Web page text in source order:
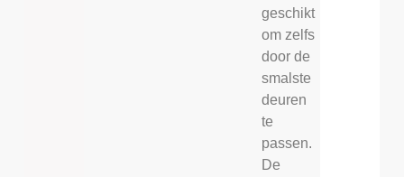
geschikt
om zelfs
door de
smalste
deuren
te
passen.
De